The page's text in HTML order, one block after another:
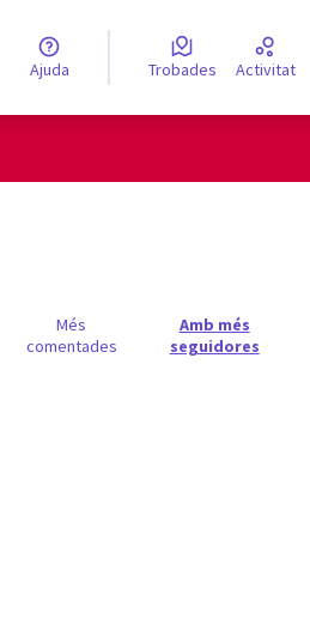
Elegir el idioma
Ajuda Trobades Activitat
Més
comentades
Amb més
seguidores